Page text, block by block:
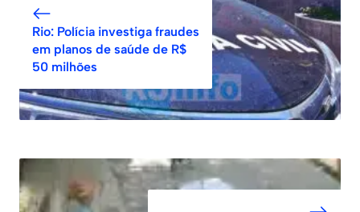
Rio: Polícia investiga fraudes
em planos de saúde de R$
50 milhões